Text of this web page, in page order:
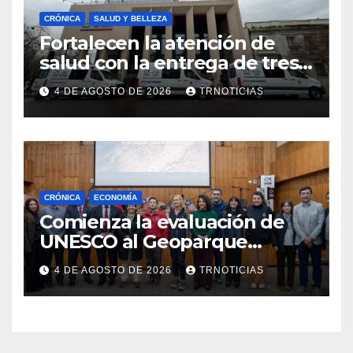
CRÓNICA SALUD Y BELLEZA
Fortalecen la atención de
salud con la entrega de tres
nuevas ambulancias para
Cauquenes y Sagrada Familia
4 DE AGOSTO DE 2026 TRNOTICIAS
CRÓNICA ECONOMÍA
Comienza la evaluación de
UNESCO al Geoparque
Aspirante Pillanmapu en el
Maule
4 DE AGOSTO DE 2026 TRNOTICIAS